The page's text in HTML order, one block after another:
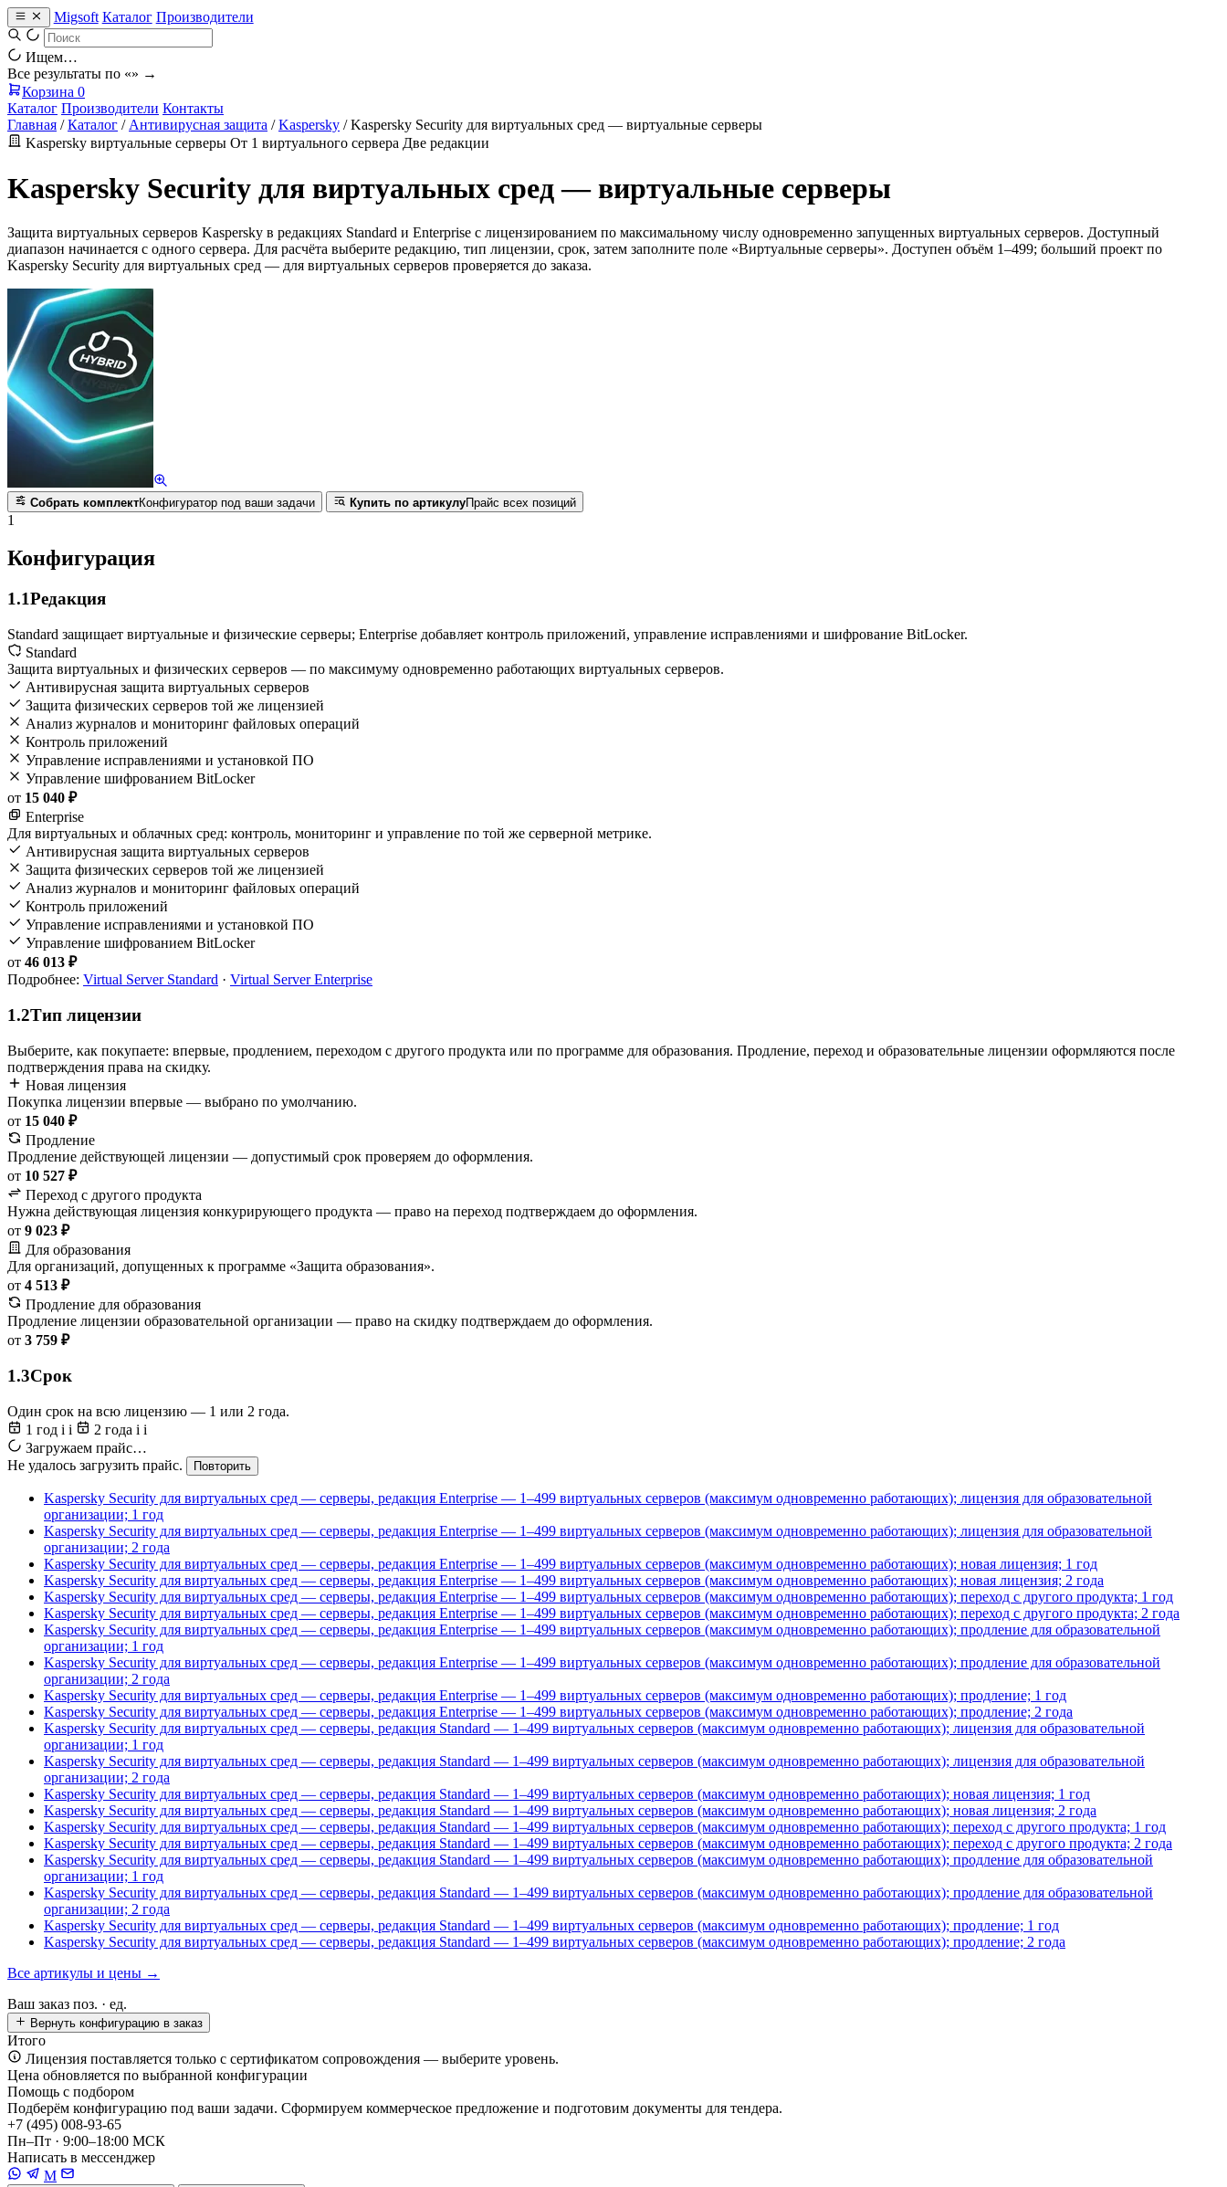
Migsoft Каталог Производители
Ищем…
Все результаты по «» →
Корзина 0
Каталог Производители Контакты
Главная / Каталог / Антивирусная защита / Kaspersky / Kaspersky Security для виртуальных сред — виртуальные серверы
Kaspersky виртуальные серверы От 1 виртуального сервера Две редакции
Kaspersky Security для виртуальных сред — виртуальные серверы
Защита виртуальных серверов Kaspersky в редакциях Standard и Enterprise с лицензированием по максимальному числу одновременно запущенных виртуальных серверов. Доступный
диапазон начинается с одного сервера. Для расчёта выберите редакцию, тип лицензии, срок, затем заполните поле «Виртуальные серверы». Доступен объём 1–499; больший проект по
Kaspersky Security для виртуальных сред — для виртуальных серверов проверяется до заказа.
Собрать комплектКонфигуратор под ваши задачи Купить по артикулуПрайс всех позиций
1
Конфигурация
1.1Редакция
Standard защищает виртуальные и физические серверы; Enterprise добавляет контроль приложений, управление исправлениями и шифрование BitLocker.
Standard
Защита виртуальных и физических серверов — по максимуму одновременно работающих виртуальных серверов.
Антивирусная защита виртуальных серверов
Защита физических серверов той же лицензией
Анализ журналов и мониторинг файловых операций
Контроль приложений
Управление исправлениями и установкой ПО
Управление шифрованием BitLocker
от 15 040 ₽
Enterprise
Для виртуальных и облачных сред: контроль, мониторинг и управление по той же серверной метрике.
Антивирусная защита виртуальных серверов
Защита физических серверов той же лицензией
Анализ журналов и мониторинг файловых операций
Контроль приложений
Управление исправлениями и установкой ПО
Управление шифрованием BitLocker
от 46 013 ₽
Подробнее: Virtual Server Standard · Virtual Server Enterprise
1.2Тип лицензии
Выберите, как покупаете: впервые, продлением, переходом с другого продукта или по программе для образования. Продление, переход и образовательные лицензии оформляются после
подтверждения права на скидку.
Новая лицензия
Покупка лицензии впервые — выбрано по умолчанию.
от 15 040 ₽
Продление
Продление действующей лицензии — допустимый срок проверяем до оформления.
от 10 527 ₽
Переход с другого продукта
Нужна действующая лицензия конкурирующего продукта — право на переход подтверждаем до оформления.
от 9 023 ₽
Для образования
Для организаций, допущенных к программе «Защита образования».
от 4 513 ₽
Продление для образования
Продление лицензии образовательной организации — право на скидку подтверждаем до оформления.
от 3 759 ₽
1.3Срок
Один срок на всю лицензию — 1 или 2 года.
1 год i i 2 года i i
Загружаем прайс…
Не удалось загрузить прайс.
Повторить
Kaspersky Security для виртуальных сред — серверы, редакция Enterprise — 1–499 виртуальных серверов (максимум одновременно работающих); лицензия для образовательной
организации; 1 год
Kaspersky Security для виртуальных сред — серверы, редакция Enterprise — 1–499 виртуальных серверов (максимум одновременно работающих); лицензия для образовательной
организации; 2 года
Kaspersky Security для виртуальных сред — серверы, редакция Enterprise — 1–499 виртуальных серверов (максимум одновременно работающих); новая лицензия; 1 год
Kaspersky Security для виртуальных сред — серверы, редакция Enterprise — 1–499 виртуальных серверов (максимум одновременно работающих); новая лицензия; 2 года
Kaspersky Security для виртуальных сред — серверы, редакция Enterprise — 1–499 виртуальных серверов (максимум одновременно работающих); переход с другого продукта; 1 год
Kaspersky Security для виртуальных сред — серверы, редакция Enterprise — 1–499 виртуальных серверов (максимум одновременно работающих); переход с другого продукта; 2 года
Kaspersky Security для виртуальных сред — серверы, редакция Enterprise — 1–499 виртуальных серверов (максимум одновременно работающих); продление для образовательной
организации; 1 год
Kaspersky Security для виртуальных сред — серверы, редакция Enterprise — 1–499 виртуальных серверов (максимум одновременно работающих); продление для образовательной
организации; 2 года
Kaspersky Security для виртуальных сред — серверы, редакция Enterprise — 1–499 виртуальных серверов (максимум одновременно работающих); продление; 1 год
Kaspersky Security для виртуальных сред — серверы, редакция Enterprise — 1–499 виртуальных серверов (максимум одновременно работающих); продление; 2 года
Kaspersky Security для виртуальных сред — серверы, редакция Standard — 1–499 виртуальных серверов (максимум одновременно работающих); лицензия для образовательной
организации; 1 год
Kaspersky Security для виртуальных сред — серверы, редакция Standard — 1–499 виртуальных серверов (максимум одновременно работающих); лицензия для образовательной
организации; 2 года
Kaspersky Security для виртуальных сред — серверы, редакция Standard — 1–499 виртуальных серверов (максимум одновременно работающих); новая лицензия; 1 год
Kaspersky Security для виртуальных сред — серверы, редакция Standard — 1–499 виртуальных серверов (максимум одновременно работающих); новая лицензия; 2 года
Kaspersky Security для виртуальных сред — серверы, редакция Standard — 1–499 виртуальных серверов (максимум одновременно работающих); переход с другого продукта; 1 год
Kaspersky Security для виртуальных сред — серверы, редакция Standard — 1–499 виртуальных серверов (максимум одновременно работающих); переход с другого продукта; 2 года
Kaspersky Security для виртуальных сред — серверы, редакция Standard — 1–499 виртуальных серверов (максимум одновременно работающих); продление для образовательной
организации; 1 год
Kaspersky Security для виртуальных сред — серверы, редакция Standard — 1–499 виртуальных серверов (максимум одновременно работающих); продление для образовательной
организации; 2 года
Kaspersky Security для виртуальных сред — серверы, редакция Standard — 1–499 виртуальных серверов (максимум одновременно работающих); продление; 1 год
Kaspersky Security для виртуальных сред — серверы, редакция Standard — 1–499 виртуальных серверов (максимум одновременно работающих); продление; 2 года
Все артикулы и цены →
Ваш заказ поз. · ед.
Вернуть конфигурацию в заказ
Итого
Лицензия поставляется только с сертификатом сопровождения — выберите уровень.
Цена обновляется по выбранной конфигурации
Помощь с подбором
Подберём конфигурацию под ваши задачи. Сформируем коммерческое предложение и подготовим документы для тендера.
+7 (495) 008-93-65
Пн–Пт · 9:00–18:00 МСК
Написать в мессенджер
M